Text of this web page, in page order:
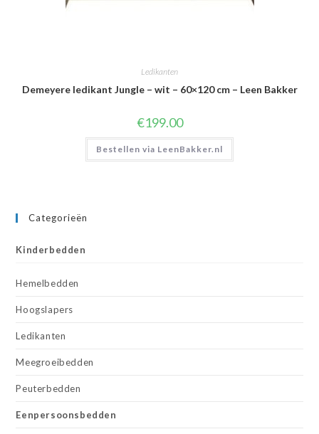
Ledikanten
Demeyere ledikant Jungle – wit – 60×120 cm – Leen Bakker
€199.00
Bestellen via LeenBakker.nl
Categorieën
Kinderbedden
Hemelbedden
Hoogslapers
Ledikanten
Meegroeibedden
Peuterbedden
Eenpersoonsbedden